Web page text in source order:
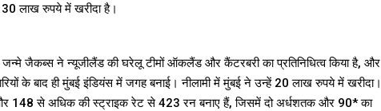
लाख रुपये में खरीदा है।
जन्मे जैकब्स ने न्यूजीलैंड की घरेलू टीमों ऑकलैंड और कैंटरबरी का प्रतिनिधित्व किया है, और
के बाद ही मुंबई इंडियंस में जगह बनाई। नीलामी में मुंबई ने उन्हें 20 लाख रुपये में खरीदा।
148 से अधिक की स्ट्राइक रेट से 423 रन बनाए हैं, जिसमें दो अर्धशतक और 90* का